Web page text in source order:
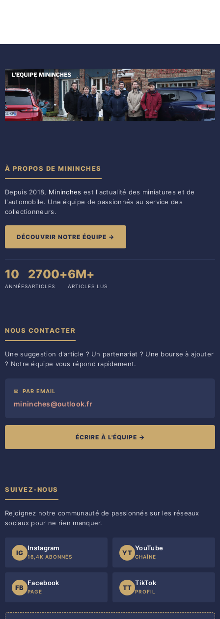
À PROPOS DE MININCHES
Depuis 2018, Mininches est l'actualité des miniatures et de
l'automobile. Une équipe de passionnés au service des
collectionneurs.
DÉCOUVRIR NOTRE ÉQUIPE →
10
ANNÉES
2700+
ARTICLES
6M+
ARTICLES LUS
NOUS CONTACTER
Une suggestion d'article ? Un partenariat ? Une bourse à ajouter
? Notre équipe vous répond rapidement.
✉ PAR EMAIL
mininches@outlook.fr
ÉCRIRE À L'ÉQUIPE →
SUIVEZ-NOUS
Rejoignez notre communauté de passionnés sur les réseaux
sociaux pour ne rien manquer.
IG
Instagram
16,4K ABONNÉS
YT
YouTube
CHAÎNE
FB
Facebook
PAGE
TT
TikTok
PROFIL